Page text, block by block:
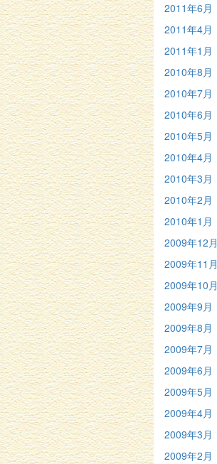
2011年6月
2011年4月
2011年1月
2010年8月
2010年7月
2010年6月
2010年5月
2010年4月
2010年3月
2010年2月
2010年1月
2009年12月
2009年11月
2009年10月
2009年9月
2009年8月
2009年7月
2009年6月
2009年5月
2009年4月
2009年3月
2009年2月